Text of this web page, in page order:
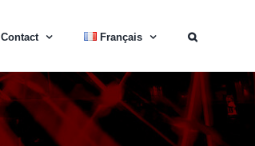
Contact Français